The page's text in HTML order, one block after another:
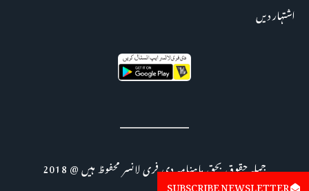
اشتہار دیں
جملہ حقوق بحق ماہنامہ دی فری لانسر محفوظ ہیں @ 2018
SUBSCRIBE NEWSLETTER